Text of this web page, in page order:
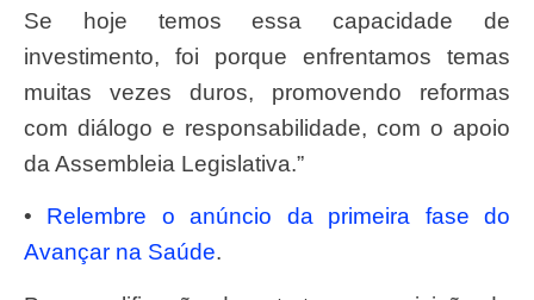
Se hoje temos essa capacidade de
investimento, foi porque enfrentamos temas
muitas vezes duros, promovendo reformas
com diálogo e responsabilidade, com o apoio
da Assembleia Legislativa.”
• Relembre o anúncio da primeira fase do
Avançar na Saúde.